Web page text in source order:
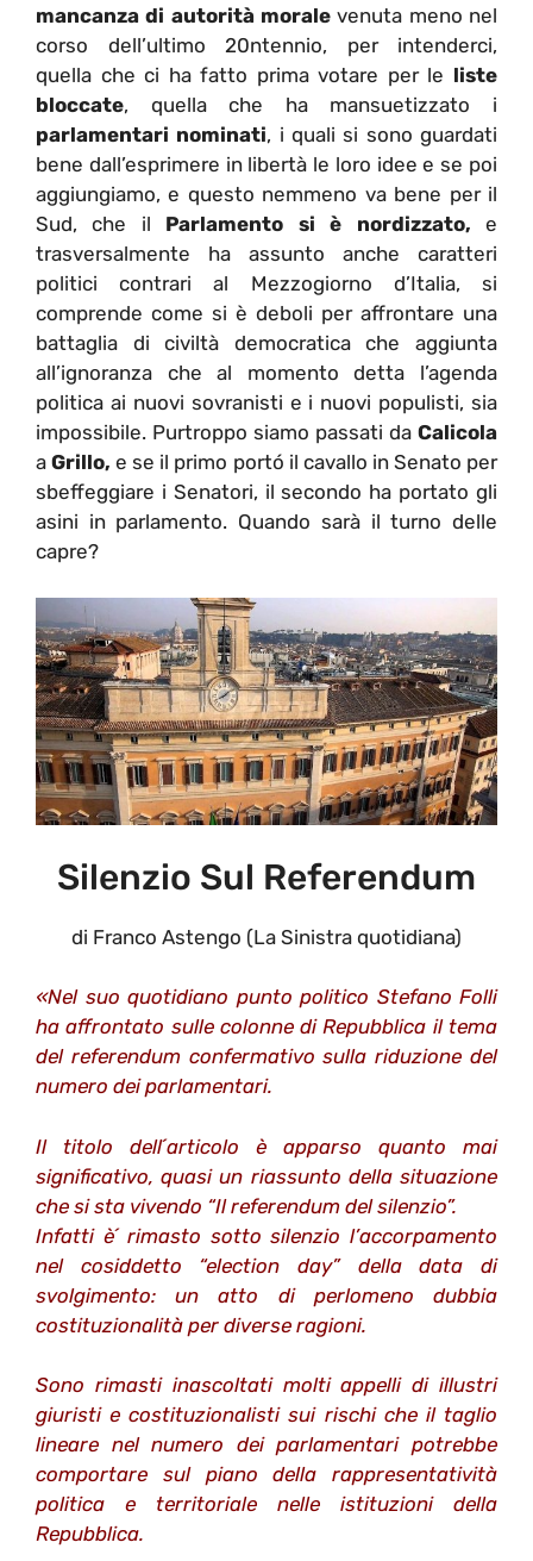
mancanza di autorità morale venuta meno nel
corso dell’ultimo 20ntennio, per intenderci,
quella che ci ha fatto prima votare per le liste
bloccate, quella che ha mansuetizzato i
parlamentari nominati, i quali si sono guardati
bene dall’esprimere in libertà le loro idee e se poi
aggiungiamo, e questo nemmeno va bene per il
Sud, che il Parlamento si è nordizzato, e
trasversalmente ha assunto anche caratteri
politici contrari al Mezzogiorno d’Italia, si
comprende come si è deboli per affrontare una
battaglia di civiltà democratica che aggiunta
all’ignoranza che al momento detta l’agenda
politica ai nuovi sovranisti e i nuovi populisti, sia
impossibile. Purtroppo siamo passati da Calicola
aGrillo, e se il primo portó il cavallo in Senato per
sbeffeggiare i Senatori, il secondo ha portato gli
asini in parlamento. Quando sarà il turno delle
capre?
Silenzio Sul Referendum
di Franco Astengo (La Sinistra quotidiana)
«Nel suo quotidiano punto politico Stefano Folli
ha affrontato sulle colonne di Repubblica il tema
del referendum confermativo sulla riduzione del
numero dei parlamentari.
Il titolo dell´articolo è apparso quanto mai
significativo, quasi un riassunto della situazione
che si sta vivendo “Il referendum del silenzio”.
Infatti è´ rimasto sotto silenzio l’accorpamento
nel cosiddetto “election day” della data di
svolgimento: un atto di perlomeno dubbia
costituzionalità per diverse ragioni.
Sono rimasti inascoltati molti appelli di illustri
giuristi e costituzionalisti sui rischi che il taglio
lineare nel numero dei parlamentari potrebbe
comportare sul piano della rappresentatività
politica e territoriale nelle istituzioni della
Repubblica.